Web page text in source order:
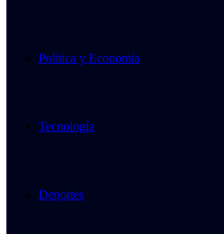
Política y Economía
Tecnología
Deportes